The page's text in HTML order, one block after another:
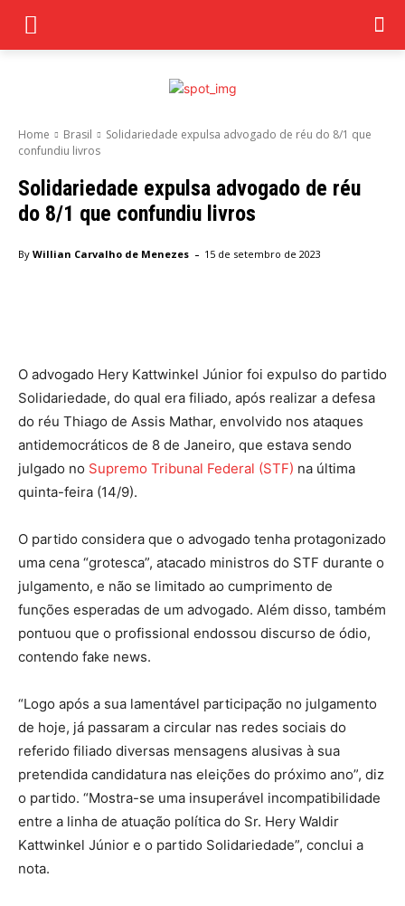
Home Brasil
Solidariedade expulsa advogado de réu do 8/1 que
confundiu livros
Solidariedade expulsa advogado de réu
do 8/1 que confundiu livros
By Willian Carvalho de Menezes - 15 de setembro de 2023
O advogado Hery Kattwinkel Júnior foi expulso do partido
Solidariedade, do qual era filiado, após realizar a defesa
do réu Thiago de Assis Mathar, envolvido nos ataques
antidemocráticos de 8 de Janeiro, que estava sendo
julgado no Supremo Tribunal Federal (STF) na última
quinta-feira (14/9).
O partido considera que o advogado tenha protagonizado
uma cena “grotesca”, atacado ministros do STF durante o
julgamento, e não se limitado ao cumprimento de
funções esperadas de um advogado. Além disso, também
pontuou que o profissional endossou discurso de ódio,
contendo fake news.
“Logo após a sua lamentável participação no julgamento
de hoje, já passaram a circular nas redes sociais do
referido filiado diversas mensagens alusivas à sua
pretendida candidatura nas eleições do próximo ano”, diz
o partido. “Mostra-se uma insuperável incompatibilidade
entre a linha de atuação política do Sr. Hery Waldir
Kattwinkel Júnior e o partido Solidariedade”, conclui a
nota.